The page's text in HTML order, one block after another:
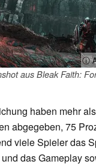
ⓘ
aus Bleak Faith:
haben mehr
abgegeben, 75
viele Spieler das
das Gameplay